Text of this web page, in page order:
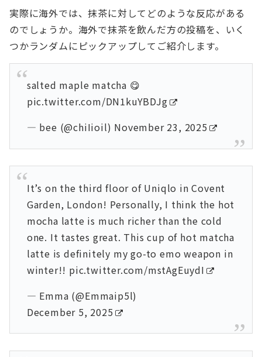
実際に海外では、抹茶に対してどのような反応がある
のでしょうか。海外で抹茶を飲んだ方の投稿を、いく
つかランダムにピックアップしてご紹介します。
salted maple matcha 😋
pic.twitter.com/DN1kuYBDJg
— bee (@chiIioil) November 23, 2025
It’s on the third floor of Uniqlo in Covent
Garden, London! Personally, I think the hot
mocha latte is much richer than the cold
one. It tastes great. This cup of hot matcha
latte is definitely my go-to emo weapon in
winter!! pic.twitter.com/mstAgEuydI
— Emma (@Emmaip5l)
December 5, 2025